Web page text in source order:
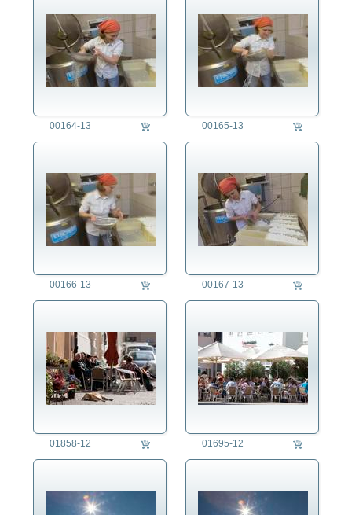
00164-13 00165-13
00166-13 00167-13
01858-12 01695-12